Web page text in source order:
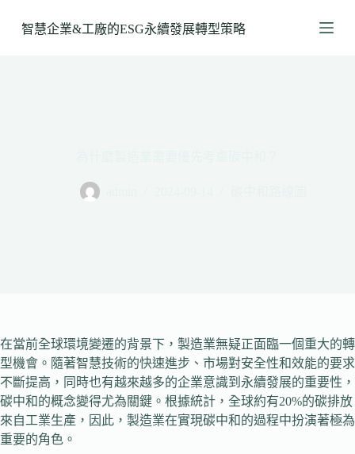
至
智慧企業&工廠的ESG永續發展轉型策略
在當前全球環境變遷的背景下，製造業無疑正面臨一個重大的轉
型機會。隨著智慧技術的快速進步、市場對安全性和效能的要求
不斷提高，同時也有越來越多的企業意識到永續發展的重要性，
碳中和的概念變得尤為關鍵。根據統計，全球約有20%的碳排放
來自工業生產，因此，製造業在實現碳中和的過程中扮演著極為
重要的角色。